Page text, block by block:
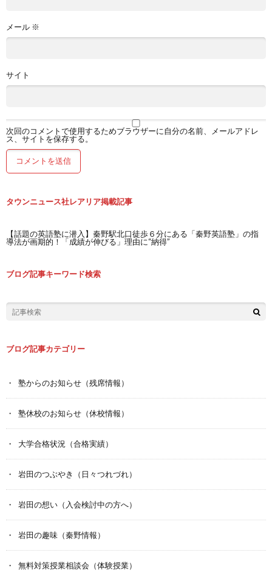
メール ※
サイト
次回のコメントで使用するためブラウザーに自分の名前、メールアドレ
ス、サイトを保存する。
タウンニュース社レアリア掲載記事
【話題の英語塾に潜入】秦野駅北口徒歩６分にある「秦野英語塾」の指
導法が画期的！「成績が伸びる」理由に“納得”
ブログ記事キーワード検索
ブログ記事カテゴリー
塾からのお知らせ（残席情報）
塾休校のお知らせ（休校情報）
大学合格状況（合格実績）
岩田のつぶやき（日々つれづれ）
岩田の想い（入会検討中の方へ）
岩田の趣味（秦野情報）
無料対策授業相談会（体験授業）